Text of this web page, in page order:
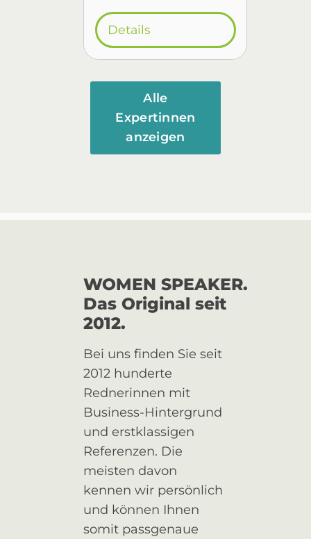
Details
Alle
Expertinnen
anzeigen
WOMEN SPEAKER.
Das Original seit
2012.
Bei uns finden Sie seit
2012 hunderte
Rednerinnen mit
Business-Hintergrund
und erstklassigen
Referenzen. Die
meisten davon
kennen wir persönlich
und können Ihnen
somit passgenaue